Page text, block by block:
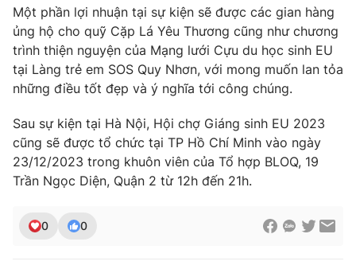
THỜI BÁO VTV
Theo dõi báo trên
Cơ quan báo chí:
Giấy phép hoạt động báo in và báo điện tử số 483/GP-BTTTT
Một phần lợi nhuận tại sự kiện sẽ được các gian hàng
ủng hộ cho quỹ Cặp Lá Yêu Thương cũng như chương
trình thiện nguyện của Mạng lưới Cựu du học sinh EU
tại Làng trẻ em SOS Quy Nhơn, với mong muốn lan tỏa
những điều tốt đẹp và ý nghĩa tới công chúng.
Sau sự kiện tại Hà Nội, Hội chợ Giáng sinh EU 2023
cũng sẽ được tổ chức tại TP Hồ Chí Minh vào ngày
23/12/2023 trong khuôn viên của Tổ hợp BLOQ, 19
Trần Ngọc Diện, Quận 2 từ 12h đến 21h.
0 0